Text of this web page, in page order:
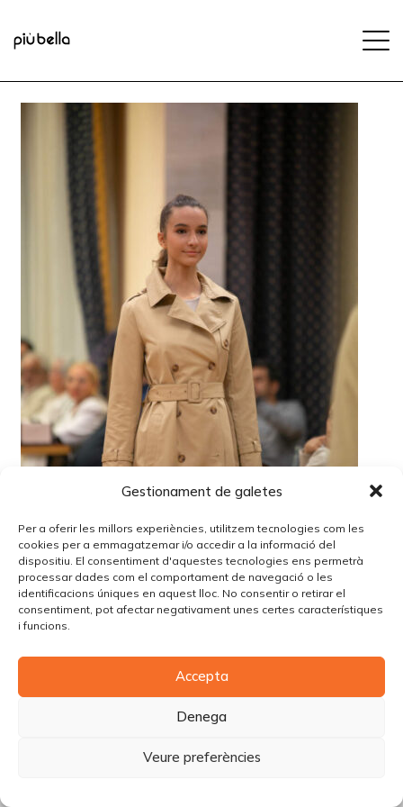
Gestionament de galetes
Per a oferir les millors experiències, utilitzem tecnologies com les
cookies per a emmagatzemar i/o accedir a la informació del
dispositiu. El consentiment d'aquestes tecnologies ens permetrà
processar dades com el comportament de navegació o les
identificacions úniques en aquest lloc. No consentir o retirar el
consentiment, pot afectar negativament unes certes característiques
i funcions.
Accepta
Denega
Veure preferències
© Copyright Piùbella Models Agency2026
Creative Corner Agency
Política de cookies